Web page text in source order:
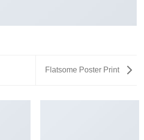
Flatsome Poster Print